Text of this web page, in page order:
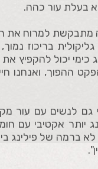
בעלת עור כהה.
מתבקשת למרוח את
בריכוז נמוך,
כימי יכול להקפיץ
ההפוך, ואנחנו
גם לנשים עם עור
יותר אקטיבי עם
ברמה של פילינג